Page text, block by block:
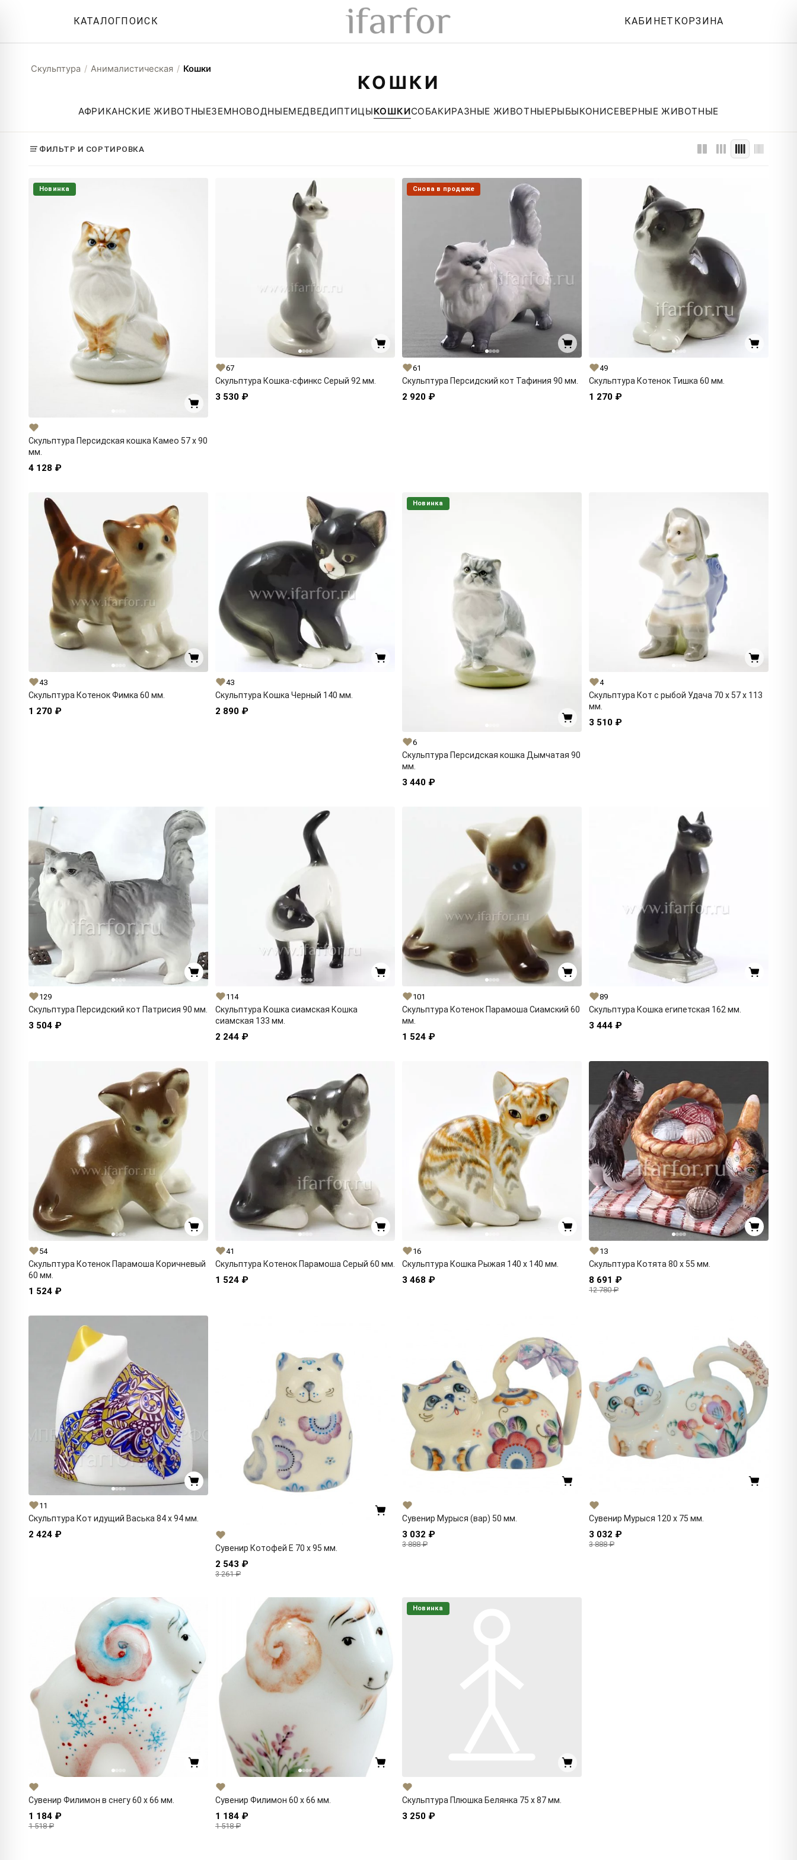
КАТАЛОГПОИСК КАБИНЕТ КОРЗИНА
Скульптура / Анималистическая / Кошки
КОШКИ
АФРИКАНСКИЕ ЖИВОТНЫЕЗЕМНОВОДНЫЕМЕДВЕДИПТИЦЫКОШКИСОБАКИРАЗНЫЕ ЖИВОТНЫЕРЫБЫКОНИСЕВЕРНЫЕ ЖИВОТНЫЕ
ФИЛЬТР И СОРТИРОВКА
Новинка
Скульптура Персидская кошка Камео 57 x 90
мм.
4 128 ₽
67
Скульптура Кошка-сфинкс Серый 92 мм.
3 530 ₽
Снова в продаже
61
Скульптура Персидский кот Тафиния 90 мм.
2 920 ₽
49
Скульптура Котенок Тишка 60 мм.
1 270 ₽
43
Скульптура Котенок Фимка 60 мм.
1 270 ₽
43
Скульптура Кошка Черный 140 мм.
2 890 ₽
Новинка
6
Скульптура Персидская кошка Дымчатая 90
мм.
3 440 ₽
4
Скульптура Кот с рыбой Удача 70 x 57 x 113
мм.
3 510 ₽
129
Скульптура Персидский кот Патрисия 90 мм.
3 504 ₽
114
Скульптура Кошка сиамская Кошка
сиамская 133 мм.
2 244 ₽
101
Скульптура Котенок Парамоша Сиамский 60
мм.
1 524 ₽
89
Скульптура Кошка египетская 162 мм.
3 444 ₽
54
Скульптура Котенок Парамоша Коричневый
60 мм.
1 524 ₽
41
Скульптура Котенок Парамоша Серый 60 мм.
1 524 ₽
16
Скульптура Кошка Рыжая 140 x 140 мм.
3 468 ₽
13
Скульптура Котята 80 x 55 мм.
8 691 ₽
12 780 ₽
11
Скульптура Кот идущий Васька 84 x 94 мм.
2 424 ₽
Сувенир Котофей Е 70 x 95 мм.
2 543 ₽
3 261 ₽
Сувенир Мурыся (вар) 50 мм.
3 032 ₽
3 888 ₽
Сувенир Мурыся 120 x 75 мм.
3 032 ₽
3 888 ₽
Сувенир Филимон в снегу 60 x 66 мм.
1 184 ₽
1 518 ₽
Сувенир Филимон 60 x 66 мм.
1 184 ₽
1 518 ₽
Новинка
Скульптура Плюшка Белянка 75 x 87 мм.
3 250 ₽